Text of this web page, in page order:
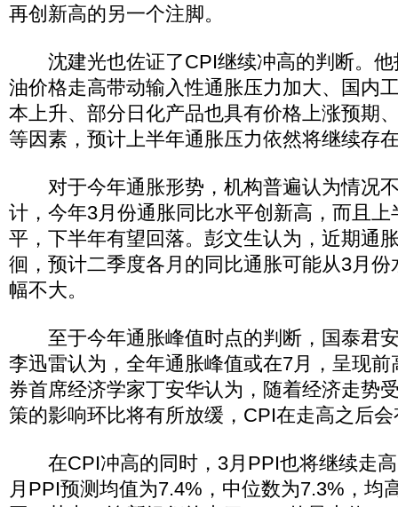
再创新高的另一个注脚。
沈建光也佐证了CPI继续冲高的判断。他
油价格走高带动输入性通胀压力加大、国内
本上升、部分日化产品也具有价格上涨预期
等因素，预计上半年通胀压力依然将继续存
对于今年通胀形势，机构普遍认为情况
计，今年3月份通胀同比水平创新高，而且
平，下半年有望回落。彭文生认为，近期通
徊，预计二季度各月的同比通胀可能从3月
幅不大。
至于今年通胀峰值时点的判断，国泰君
李迅雷认为，全年通胀峰值或在7月，呈现
券首席经济学家丁安华认为，随着经济走势
策的影响环比将有所放缓，CPI在走高之后
在CPI冲高的同时，3月PPI也将继续走高
月PPI预测均值为7.4%，中位数为7.3%，均